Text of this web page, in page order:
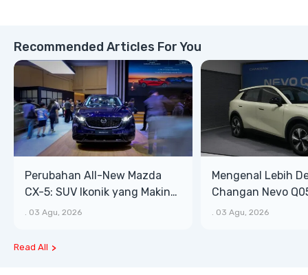
Recommended Articles For You
Perubahan All-New Mazda
CX-5: SUV Ikonik yang Makin
Bongsor, Mewah, dan Matang
03 Agu, 2026
Mengenal Lebih
Changan Nevo
Lega, Banyak Fitur
03 Agu, 2026
Read All